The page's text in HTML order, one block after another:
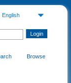
English
Browse